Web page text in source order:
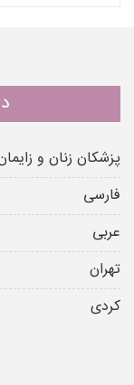
پزشکان زنان و
فارسی
عربی
تهران
کردی